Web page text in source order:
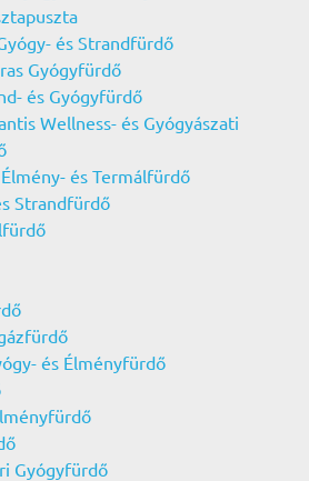
és Strandfürdő
Gyógyfürdő
és Gyógyfürdő
Wellness- és Gyógyászati
és Termálfürdő
Strandfürdő
és Élményfürdő
Gyógyfürdő